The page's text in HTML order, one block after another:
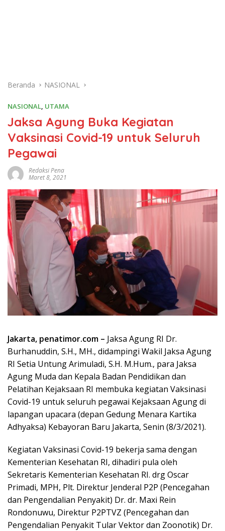
Beranda NASIONAL
NASIONAL, UTAMA
Jaksa Agung Buka Kegiatan
Vaksinasi Covid-19 untuk Seluruh
Pegawai
Redaksi Pena
Maret 8, 2021
Jakarta, penatimor.com – Jaksa Agung RI Dr.
Burhanuddin, S.H., MH., didampingi Wakil Jaksa Agung
RI Setia Untung Arimuladi, S.H. M.Hum., para Jaksa
Agung Muda dan Kepala Badan Pendidikan dan
Pelatihan Kejaksaan RI membuka kegiatan Vaksinasi
Covid-19 untuk seluruh pegawai Kejaksaan Agung di
lapangan upacara (depan Gedung Menara Kartika
Adhyaksa) Kebayoran Baru Jakarta, Senin (8/3/2021).
Kegiatan Vaksinasi Covid-19 bekerja sama dengan
Kementerian Kesehatan RI, dihadiri pula oleh
Sekretaris Kementerian Kesehatan RI. drg Oscar
Primadi, MPH, Plt. Direktur Jenderal P2P (Pencegahan
dan Pengendalian Penyakit) Dr. dr. Maxi Rein
Rondonuwu, Direktur P2PTVZ (Pencegahan dan
Pengendalian Penyakit Tular Vektor dan Zoonotik) Dr.